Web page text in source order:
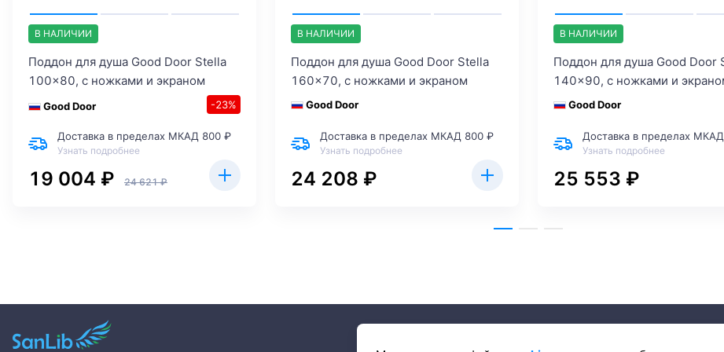
В НАЛИЧИИ
Поддон для душа Good Door Stella
100x80, с ножками и экраном
Good Door -23%
Доставка в пределах МКАД 800 ₽
Узнать подробнее
19 004 ₽ 24 621 ₽
В НАЛИЧИИ
Поддон для душа Good Door Stella
160x70, с ножками и экраном
Good Door
Доставка в пределах МКАД 800 ₽
Узнать подробнее
24 208 ₽
В НАЛИЧИИ
Поддон для душа Good Door
140x90, с ножками и
Good Door
Доставка в пределах
Узнать подробнее
25 553 ₽